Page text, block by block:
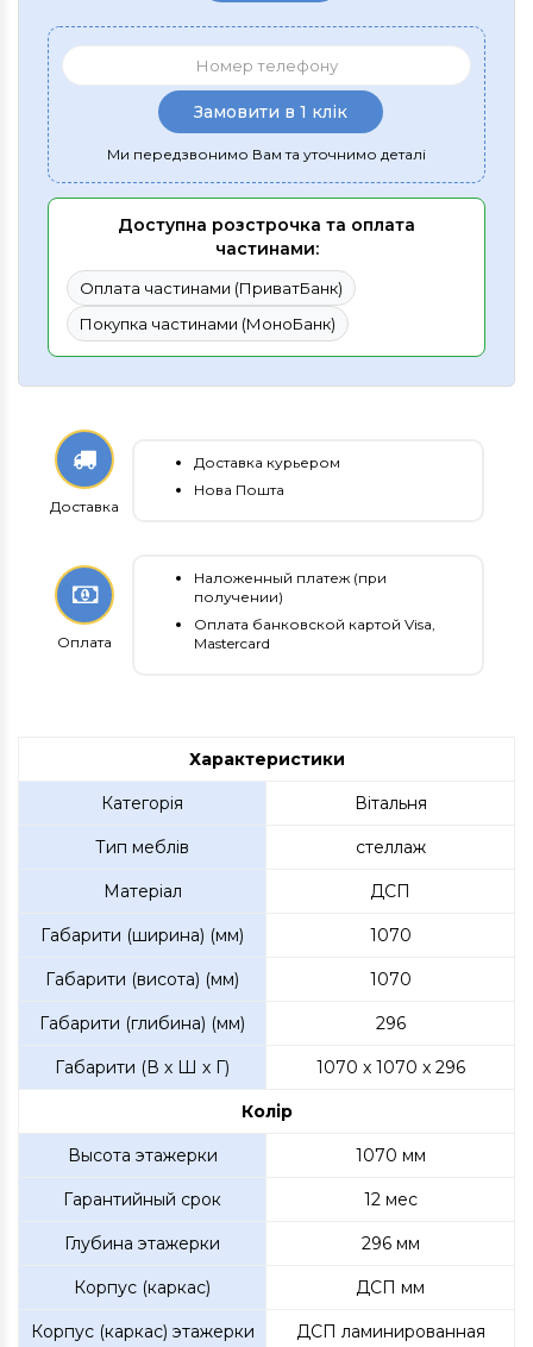
Замовити в 1 клік
Ми передзвонимо Вам та уточнимо деталі
Доступна розстрочка та оплата
частинами:
Оплата частинами (ПриватБанк)
Покупка частинами (МоноБанк)
Доставка
Доставка курьером
Нова Пошта
Оплата
Наложенный платеж (при
получении)
Оплата банковской картой Visa,
Mastercard
Характеристики
Категорія Вітальня
Тип меблів стеллаж
Матеріал ДСП
Габарити (ширина) (мм) 1070
Габарити (висота) (мм) 1070
Габарити (глибина) (мм) 296
Габарити (В х Ш х Г) 1070 x 1070 x 296
Колір
Высота этажерки 1070 мм
Гарантийный срок 12 мес
Глубина этажерки 296 мм
Корпус (каркас) ДСП мм
Корпус (каркас) этажерки ДСП ламинированная